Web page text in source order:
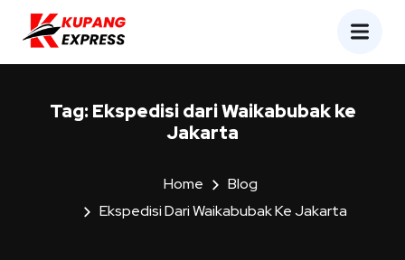
Tag: Ekspedisi dari Waikabubak ke
Jakarta
Home
Blog
Ekspedisi Dari Waikabubak Ke Jakarta